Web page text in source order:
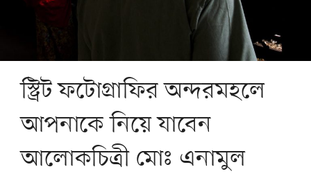
স্ট্রিট ফটোগ্রাফির অন্দরমহলে
আপনাকে নিয়ে যাবেন
আলোকচিত্রী মোঃ এনামুল